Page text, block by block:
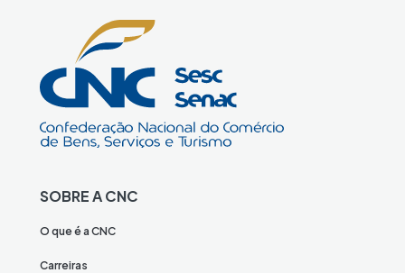
SOBRE A CNC
O que é a CNC
Carreiras